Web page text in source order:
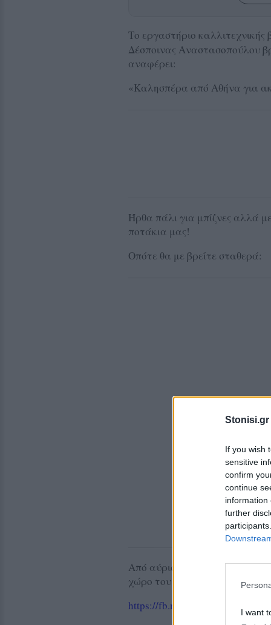
Stonisi.gr
If you wish
sensitive
confirm
continue
information
further
I want
Το εργαστήριο καλλιτεχνικής
Δέσποινας Αναστασοπούλου
αναφέρει:
«Καλησπέρα από Αθήνα για
Ήρθα πάλι για μπίζνες αλλά
ποτάκια μας!
Οπότε θα με βρείτε σταθερά:
Από αύριο 10 ως και την
χώρο του Ζαππείου από τις
https://fb.me/e/7DRW8BTjh